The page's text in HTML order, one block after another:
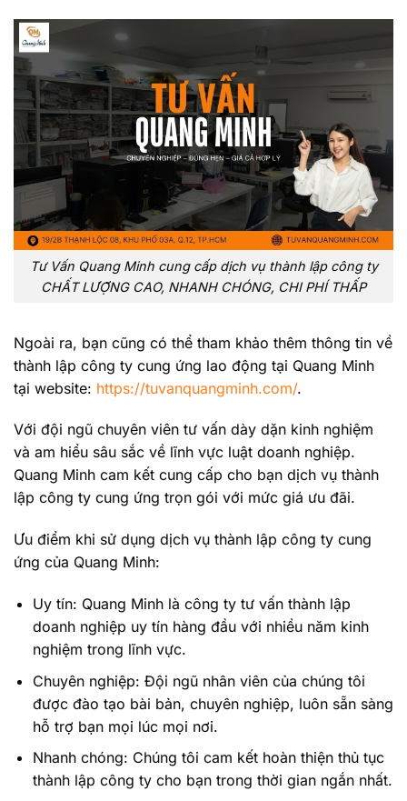
Tư Vấn Quang Minh cung cấp dịch vụ thành lập công ty
CHẤT LƯỢNG CAO, NHANH CHÓNG, CHI PHÍ THẤP
Ngoài ra, bạn cũng có thể tham khảo thêm thông tin về
thành lập công ty cung ứng lao động tại Quang Minh
tại website: https://tuvanquangminh.com/.
Với đội ngũ chuyên viên tư vấn dày dặn kinh nghiệm
và am hiểu sâu sắc về lĩnh vực luật doanh nghiệp.
Quang Minh cam kết cung cấp cho bạn dịch vụ thành
lập công ty cung ứng trọn gói với mức giá ưu đãi.
Ưu điểm khi sử dụng dịch vụ thành lập công ty cung
ứng của Quang Minh:
Uy tín: Quang Minh là công ty tư vấn thành lập
doanh nghiệp uy tín hàng đầu với nhiều năm kinh
nghiệm trong lĩnh vực.
Chuyên nghiệp: Đội ngũ nhân viên của chúng tôi
được đào tạo bài bản, chuyên nghiệp, luôn sẵn sàng
hỗ trợ bạn mọi lúc mọi nơi.
Nhanh chóng: Chúng tôi cam kết hoàn thiện thủ tục
thành lập công ty cho bạn trong thời gian ngắn nhất.